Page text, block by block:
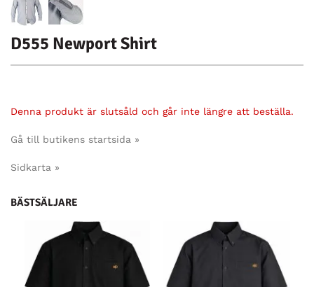
D555 Newport Shirt
Denna produkt är slutsåld och går inte längre att beställa.
Gå till butikens startsida »
Sidkarta »
BÄSTSÄLJARE